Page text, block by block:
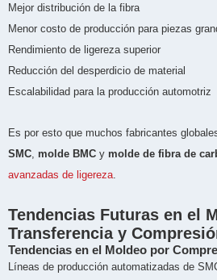
Mejor distribución de la fibra
Menor costo de producción para piezas
Rendimiento de ligereza superior
Reducción del desperdicio de material
Escalabilidad para la producción automotriz
Es por esto que muchos fabricantes
SMC molde BMC y molde de fibra de
avanzadas de ligereza
Tendencias Futuras en el
Transferencia y
Tendencias en el Moldeo por
Líneas de producción automatizadas de